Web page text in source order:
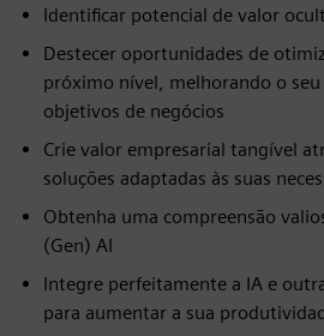
Identificar potencial de valor
Destecer oportunidades de
próximo nível, melhorando o
objetivos de negócios
Crie valor empresarial tangível
soluções adaptadas às suas
Obtenha uma compreensão
(Gen) AI
Integre perfeitamente a IA e
para aumentar a sua